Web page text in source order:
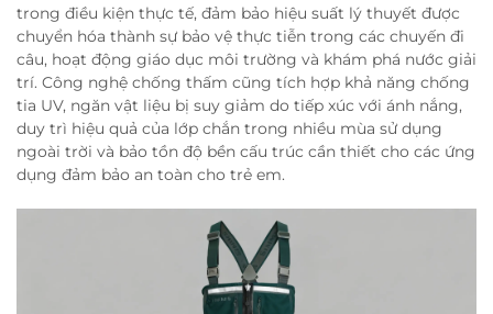
trong điều kiện thực tế, đảm bảo hiệu suất lý thuyết được
chuyển hóa thành sự bảo vệ thực tiễn trong các chuyến đi
câu, hoạt động giáo dục môi trường và khám phá nước giải
trí. Công nghệ chống thấm cũng tích hợp khả năng chống
tia UV, ngăn vật liệu bị suy giảm do tiếp xúc với ánh nắng,
duy trì hiệu quả của lớp chắn trong nhiều mùa sử dụng
ngoài trời và bảo tồn độ bền cấu trúc cần thiết cho các ứng
dụng đảm bảo an toàn cho trẻ em.